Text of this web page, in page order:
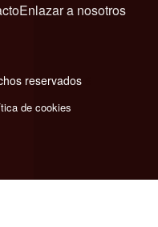
Enlazar a nosotros
reservados
de cookies